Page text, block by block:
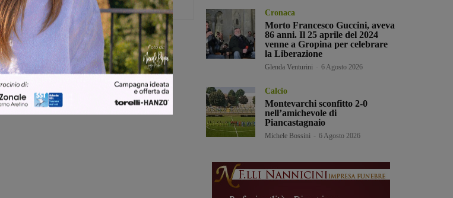
Cronaca
Morto Francesco Guccini, aveva
86 anni. Il 25 aprile del 2024
venne a Gropina per celebrare
la Liberazione
Glenda Venturini 6 Agosto 2026
Calcio
Montevarchi sconfitto 2-0
nell’amichevole di
Piancastagnaio
Michele Bossini 6 Agosto 2026